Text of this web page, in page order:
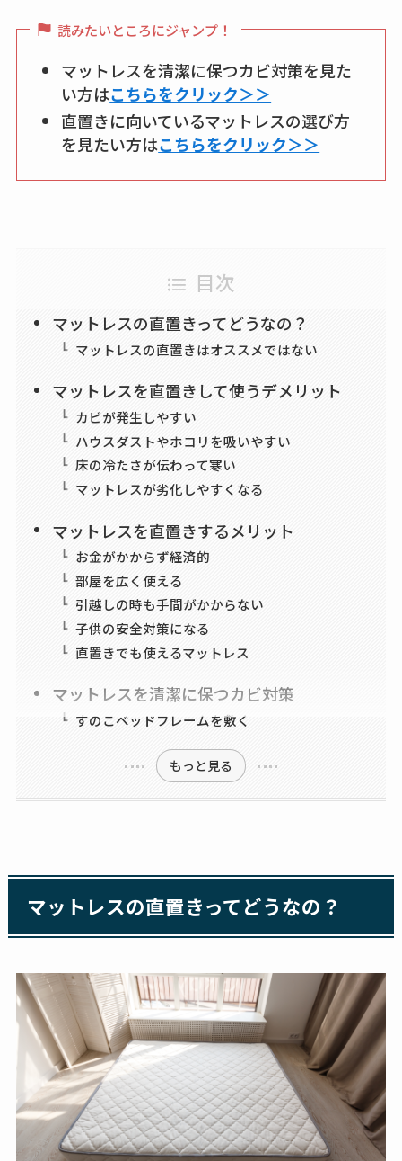
読みたいところにジャンプ！
マットレスを清潔に保つカビ対策を見た
い方はこちらをクリック＞＞
直置きに向いているマットレスの選び方
を見たい方はこちらをクリック＞＞
目次
マットレスの直置きってどうなの？
マットレスの直置きはオススメではない
マットレスを直置きして使うデメリット
カビが発生しやすい
ハウスダストやホコリを吸いやすい
床の冷たさが伝わって寒い
マットレスが劣化しやすくなる
マットレスを直置きするメリット
お金がかからず経済的
部屋を広く使える
引越しの時も手間がかからない
子供の安全対策になる
直置きでも使えるマットレス
マットレスを清潔に保つカビ対策
すのこベッドフレームを敷く
もっと見る
マットレスの直置きってどうなの？